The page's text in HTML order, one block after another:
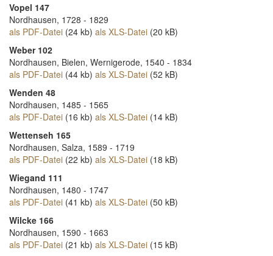
Vopel 147
Nordhausen, 1728 - 1829
als PDF-Datei (24 kb) als XLS-Datei (20 kB)
Weber 102
Nordhausen, Bielen, Wernigerode, 1540 - 1834
als PDF-Datei (44 kb) als XLS-Datei (52 kB)
Wenden 48
Nordhausen, 1485 - 1565
als PDF-Datei (16 kb) als XLS-Datei (14 kB)
Wettenseh 165
Nordhausen, Salza, 1589 - 1719
als PDF-Datei (22 kb) als XLS-Datei (18 kB)
Wiegand 111
Nordhausen, 1480 - 1747
als PDF-Datei (41 kb) als XLS-Datei (50 kB)
Wilcke 166
Nordhausen, 1590 - 1663
als PDF-Datei (21 kb) als XLS-Datei (15 kB)